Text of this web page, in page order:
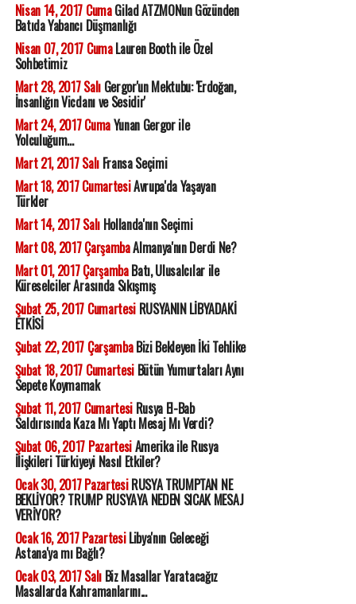
Nisan 14, 2017 CumaGilad ATZMONun Gözünden
Batıda Yabancı Düşmanlığı
Nisan 07, 2017 CumaLauren Booth ile Özel
Sohbetimiz
Mart 28, 2017 SalıGergor'un Mektubu: 'Erdoğan,
İnsanlığın Vicdanı ve Sesidir'
Mart 24, 2017 CumaYunan Gergor ile
Yolculuğum...
Mart 21, 2017 SalıFransa Seçimi
Mart 18, 2017 CumartesiAvrupa'da Yaşayan
Türkler
Mart 14, 2017 SalıHollanda'nın Seçimi
Mart 08, 2017 ÇarşambaAlmanya'nın Derdi Ne?
Mart 01, 2017 ÇarşambaBatı, Ulusalcılar ile
Küreselciler Arasında Sıkışmış
Şubat 25, 2017 CumartesiRUSYANIN LİBYADAKİ
ETKİSİ
Şubat 22, 2017 ÇarşambaBizi Bekleyen İki Tehlike
Şubat 18, 2017 CumartesiBütün Yumurtaları Aynı
Sepete Koymamak
Şubat 11, 2017 CumartesiRusya El-Bab
Saldırısında Kaza Mı Yaptı Mesaj Mı Verdi?
Şubat 06, 2017 PazartesiAmerika ile Rusya
İlişkileri Türkiyeyi Nasıl Etkiler?
Ocak 30, 2017 PazartesiRUSYA TRUMPTAN NE
BEKLİYOR? TRUMP RUSYAYA NEDEN SICAK MESAJ
VERİYOR?
Ocak 16, 2017 PazartesiLibya'nın Geleceği
Astana'ya mı Bağlı?
Ocak 03, 2017 SalıBiz Masallar Yaratacağız
Masallarda Kahramanlarını...